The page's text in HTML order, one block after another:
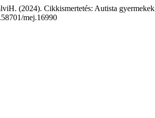
(2024). Cikkismertetés: Autista
mej.16990